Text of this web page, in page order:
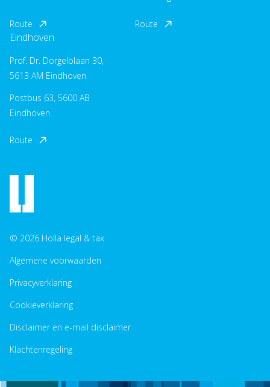
Route Route
Eindhoven
Prof. Dr. Dorgelolaan 30,
5613 AM Eindhoven
Postbus 63, 5600 AB
Eindhoven
Route
© 2026 Holla legal & tax
Algemene voorwaarden
Privacyverklaring
Cookieverklaring
Disclaimer en e-mail disclaimer
Klachtenregeling